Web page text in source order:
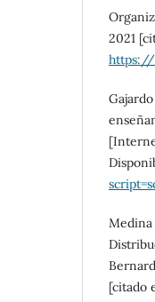
2021
https://
Medina
[citado